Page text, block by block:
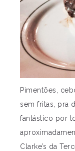
Pimentões,
sem fritas, pra
fantástico por
Clarke’s da